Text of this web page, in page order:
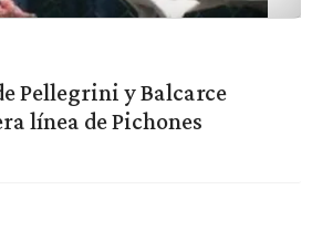
Pellegrini y Balcarce
línea de Pichones